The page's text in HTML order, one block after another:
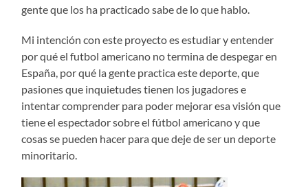
gente que los ha practicado sabe de lo que hablo.
Mi intención con este proyecto es estudiar y entender
por qué el futbol americano no termina de despegar en
España, por qué la gente practica este deporte, que
pasiones que inquietudes tienen los jugadores e
intentar comprender para poder mejorar esa visión que
tiene el espectador sobre el fútbol americano y que
cosas se pueden hacer para que deje de ser un deporte
minoritario.